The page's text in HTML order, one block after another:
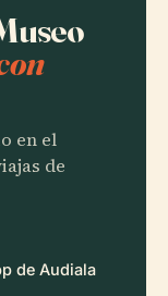
en el
de
de Audiala